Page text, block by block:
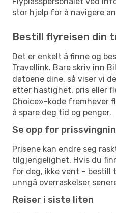
stor hjelp for å navigere
Bestill flyreisen din
Det er enkelt å finne og
Travellink. Bare skriv inn
datoene dine, så viser vi
etter hastighet, pris eller
Choice»-kode fremhever
å spare deg tid og penger.
Se opp for
Prisene kan endre seg
tilgjengelighet. Hvis du
for deg, ikke vent – bestill
unngå overraskelser
Reiser i siste liten